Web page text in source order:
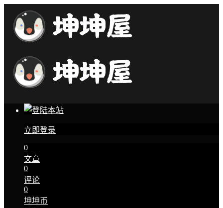
立即登录
0
文章
0
评论
0
坤坤币